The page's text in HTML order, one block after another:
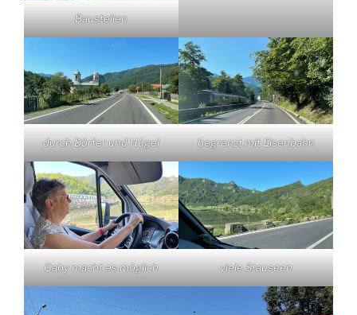
Baustellen
durch Dörfer und Hügel begrenzt mit Eisenbahn
Gaby macht es möglich viele Stauseen